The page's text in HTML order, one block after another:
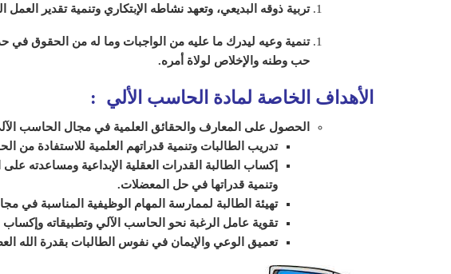
تربية ذوقه البديعي، وتعهد نشاطه الإبتكاري وتنمية تقدير العمل
تنمية وعيه ليدرك ما عليه من الواجبات وما له من الحقوق
حب وطنه والإخلاص لولاة أمره.
الأهداف الخاصة لمادة الحاسب الألي :
الحصول على المعارف والحقائق العلمية في مجال الحاسب
تدريب الطالبات وتنمية قدراتهم العلمية للاستفادة من
إكساب الطالبة القدرات العقلية الإبداعية ومساعدته
وتنمية قدراتها في حل المعضلات.
تهيئة الطالبة لممارسة المهام الوظيفية المناسبة في
تقوية عامل الرغبة نحو الحاسب الآلي وتطبيقاته وإكساب
تعميق الوعي والإيمان في نفوس الطالبات بقدرة الله